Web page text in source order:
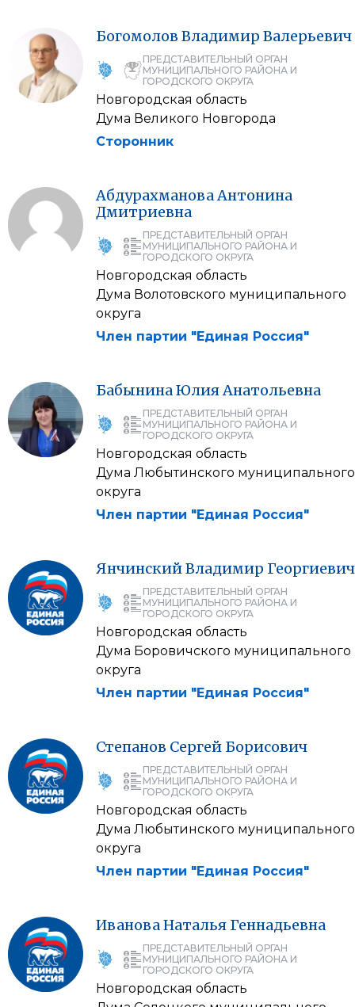
Богомолов Владимир Валерьевич
ПРЕДСТАВИТЕЛЬНЫЙ ОРГАН
МУНИЦИПАЛЬНОГО РАЙОНА И
ГОРОДСКОГО ОКРУГА
Новгородская область
Дума Великого Новгорода
Сторонник
АбдурахмановаАнтонина
Дмитриевна
ПРЕДСТАВИТЕЛЬНЫЙ ОРГАН
МУНИЦИПАЛЬНОГО РАЙОНА И
ГОРОДСКОГО ОКРУГА
Новгородская область
Дума Волотовского муниципального
округа
Член партии "Единая Россия"
БабынинаЮлияАнатольевна
ПРЕДСТАВИТЕЛЬНЫЙ ОРГАН
МУНИЦИПАЛЬНОГО РАЙОНА И
ГОРОДСКОГО ОКРУГА
Новгородская область
Дума Любытинского муниципального
округа
Член партии "Единая Россия"
ЯнчинскийВладимир Георгиевич
ПРЕДСТАВИТЕЛЬНЫЙ ОРГАН
МУНИЦИПАЛЬНОГО РАЙОНА И
ГОРОДСКОГО ОКРУГА
Новгородская область
Дума Боровичского муниципального
округа
Член партии "Единая Россия"
Степанов Сергей Борисович
ПРЕДСТАВИТЕЛЬНЫЙ ОРГАН
МУНИЦИПАЛЬНОГО РАЙОНА И
ГОРОДСКОГО ОКРУГА
Новгородская область
Дума Любытинского муниципального
округа
Член партии "Единая Россия"
ИвановаНаталья Геннадьевна
ПРЕДСТАВИТЕЛЬНЫЙ ОРГАН
МУНИЦИПАЛЬНОГО РАЙОНА И
ГОРОДСКОГО ОКРУГА
Новгородская область